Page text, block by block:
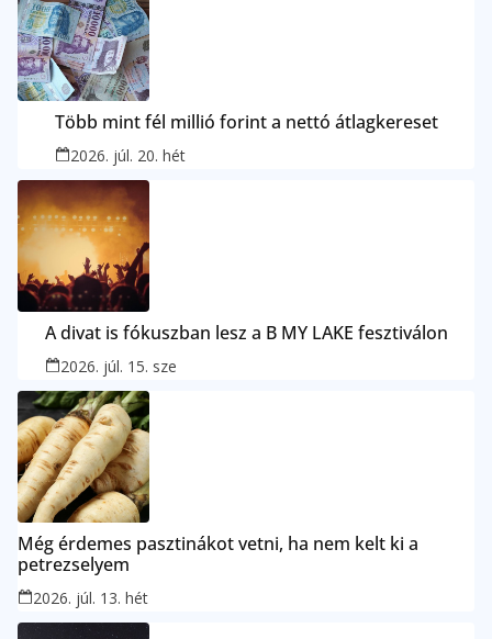
Több mint fél millió forint a nettó átlagkereset
2026. júl. 20. hét
A divat is fókuszban lesz a B MY LAKE fesztiválon
2026. júl. 15. sze
Még érdemes pasztinákot vetni, ha nem kelt ki a
petrezselyem
2026. júl. 13. hét